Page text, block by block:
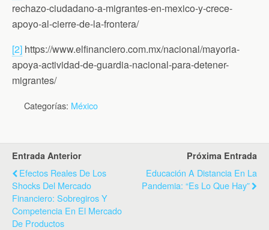
rechazo-ciudadano-a-migrantes-en-mexico-y-crece-
apoyo-al-cierre-de-la-frontera/
[2] https://www.elfinanciero.com.mx/nacional/mayoria-
apoya-actividad-de-guardia-nacional-para-detener-
migrantes/
Categorías: México
Entrada Anterior
Efectos Reales De Los
Shocks Del Mercado
Financiero: Sobregiros Y
Competencia En El Mercado
De Productos
Próxima Entrada
Educación A Distancia En La
Pandemia: “Es Lo Que Hay”